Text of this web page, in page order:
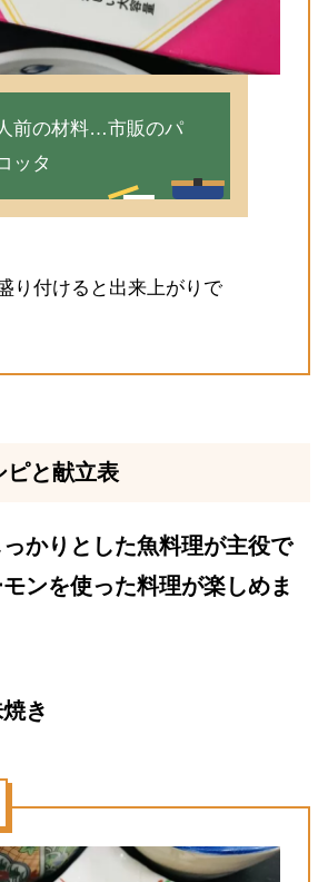
前の材料…市販のパ
ッタ
り付けると出来上がりで
ピと献立表
かりとした魚料理が主役で
ンを使った料理が楽しめま
き